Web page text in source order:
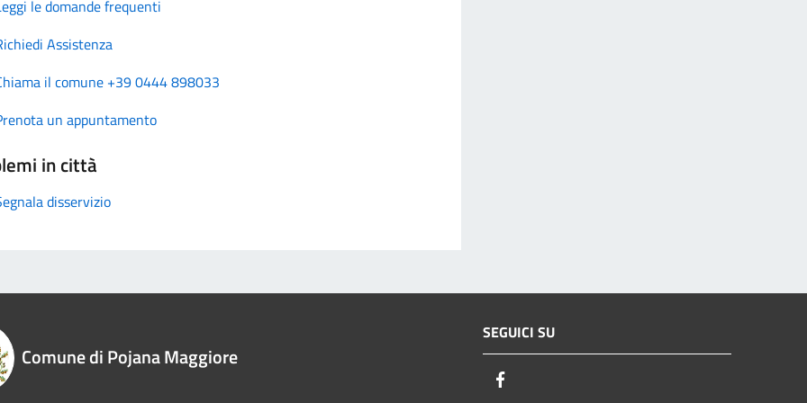
le domande frequenti
Assistenza
il comune +39 0444 898033
un appuntamento
in città
disservizio
Comune di Pojana Maggiore
SEGUICI SU